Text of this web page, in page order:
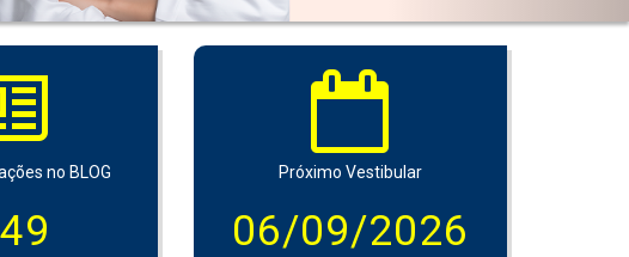
no BLOG Próximo Vestibular
06/09/2026